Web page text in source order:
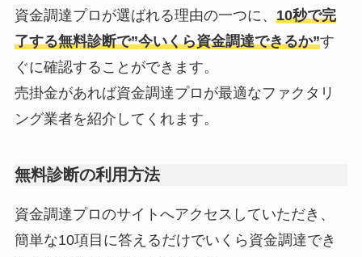
資金調達プロが選ばれる理由の一つに、 10秒で完
了する無料診断で”今いくら資金調達できるか”す
ぐに確認することができます。
売掛金があれば資金調達プロが最適なファクタリ
ング業者を紹介してくれます。
無料診断の利用方法
資金調達プロのサイトへアクセスしていただき、
簡単な10項目に答えるだけでいくら資金調達でき